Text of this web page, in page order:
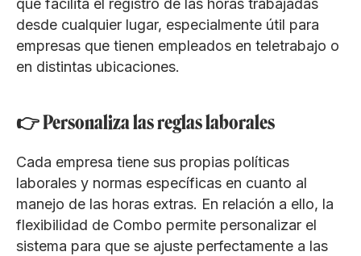
que facilita el registro de las horas trabajadas
desde cualquier lugar, especialmente útil para
empresas que tienen empleados en teletrabajo o
en distintas ubicaciones.
👉 Personaliza las reglas laborales
Cada empresa tiene sus propias políticas
laborales y normas específicas en cuanto al
manejo de las horas extras. En relación a ello, la
flexibilidad de Combo permite personalizar el
sistema para que se ajuste perfectamente a las